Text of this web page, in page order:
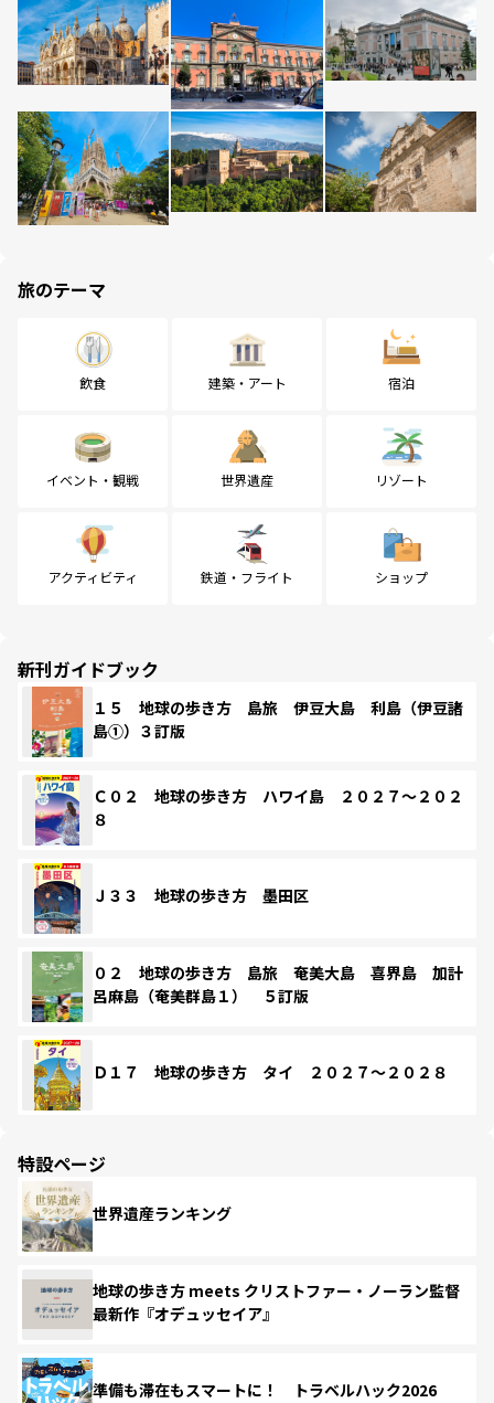
旅のテーマ
飲食 建築・アート 宿泊
イベント・観戦 世界遺産 リゾート
アクティビティ 鉄道・フライト ショップ
新刊ガイドブック
１５ 地球の歩き方 島旅 伊豆大島 利島（伊豆諸
島①）３訂版
Ｃ０２ 地球の歩き方 ハワイ島 ２０２７～２０２
８
Ｊ３３ 地球の歩き方 墨田区
０２ 地球の歩き方 島旅 奄美大島 喜界島 加計
呂麻島（奄美群島１） ５訂版
Ｄ１７ 地球の歩き方 タイ ２０２７～２０２８
特設ページ
世界遺産ランキング
地球の歩き方 meets クリストファー・ノーラン監督
最新作『オデュッセイア』
準備も滞在もスマートに！ トラベルハック2026